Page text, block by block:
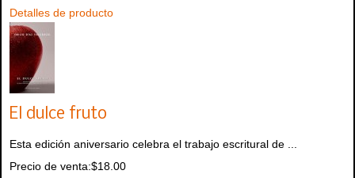
Detalles de producto
El dulce fruto
Esta edición aniversario celebra el trabajo escritural de ...
Precio de venta:$18.00